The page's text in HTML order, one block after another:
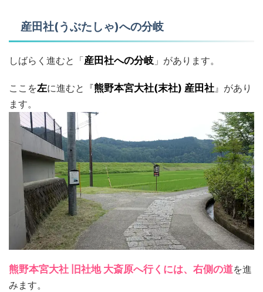
産田社(うぶたしゃ)への分岐
しばらく進むと「産田社への分岐 」があります。
ここを左に進むと『熊野本宮大社(末社) 産田社』があり
ます。
熊野本宮大社 旧社地 大斎原へ行くには、右側の道を進
みます。